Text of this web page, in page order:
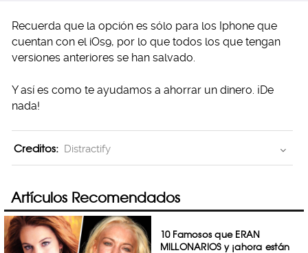
Recuerda que la opción es sólo para los Iphone que
cuentan con el iOs9, por lo que todos los que tengan
versiones anteriores se han salvado.
Y así es como te ayudamos a ahorrar un dinero. ¡De
nada!
Creditos: Distractify
Artículos Recomendados
10 Famosos que ERAN
MILLONARIOS y ¡ahora están